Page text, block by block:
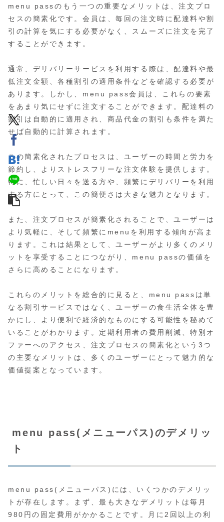
menu passのもう一つの重要なメリットは、注文プロ
セスの簡素化です。会員は、毎回の注文時に配達料や割
引の計算を気にする必要がなく、スムーズに注文を完了
することができます。
通常、デリバリーサービスを利用する際は、配達料や最
低注文金額、各種割引の適用条件などを確認する必要が
あります。しかし、menu pass会員は、これらの要素
をあまり気にせずに注文することができます。配達料の
割引は自動的に適用され、商品代金の割引も条件を満た
せば自動的に計算されます。
この簡素化されたプロセスは、ユーザーの時間と労力を
節約し、よりストレスフリーな注文体験を提供します。
特に、忙しい日々を送る方や、頻繁にデリバリーを利用
する方にとって、この簡便さは大きな魅力となります。
また、注文プロセスが簡素化されることで、ユーザーは
より気軽に、そして頻繁にmenuを利用する傾向が高ま
ります。これは結果として、ユーザーがより多くのメリ
ットを享受することにつながり、menu passの価値を
さらに高めることになります。
これらのメリットを総合的に見ると、menu passは単
なる割引サービスではなく、ユーザーの食生活全体を豊
かにし、より便利で経済的なものにする可能性を秘めて
いることがわかります。定期利用者の費用削減、特別オ
ファーへのアクセス、注文プロセスの簡素化という3つ
の主要なメリットは、多くのユーザーにとって魅力的な
価値提案となっています。
menu pass(メニューパス)のデメリッ
ト
menu pass(メニューパス)には、いくつかのデメリッ
トが存在します。まず、最も大きなデメリットは毎月
980円の固定費用がかかることです。月に2回以上の利